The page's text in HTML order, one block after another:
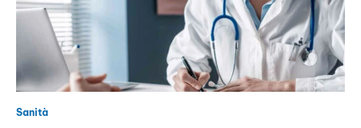
Sanità